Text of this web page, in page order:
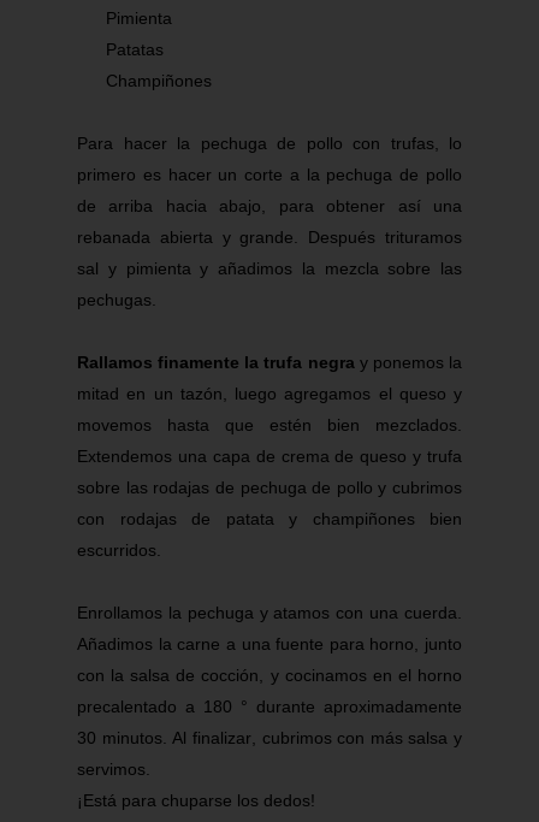
Pimienta
Patatas
Champiñones
Para hacer la pechuga de pollo con trufas, lo
primero es hacer un corte a la pechuga de pollo
de arriba hacia abajo, para obtener así una
rebanada abierta y grande. Después trituramos
sal y pimienta y añadimos la mezcla sobre las
pechugas.
Rallamos finamente la trufa negra y ponemos la
mitad en un tazón, luego agregamos el queso y
movemos hasta que estén bien mezclados.
Extendemos una capa de crema de queso y trufa
sobre las rodajas de pechuga de pollo y cubrimos
con rodajas de patata y champiñones bien
escurridos.
Enrollamos la pechuga y atamos con una cuerda.
Añadimos la carne a una fuente para horno, junto
con la salsa de cocción, y cocinamos en el horno
precalentado a 180 ° durante aproximadamente
30 minutos. Al finalizar, cubrimos con más salsa y
servimos.
¡Está para chuparse los dedos!